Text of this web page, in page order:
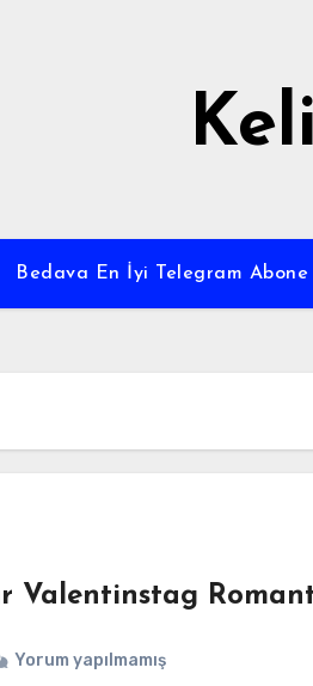
Bedava En İyi Telegram Abone
Valentinstag
Yorum yapılmamış